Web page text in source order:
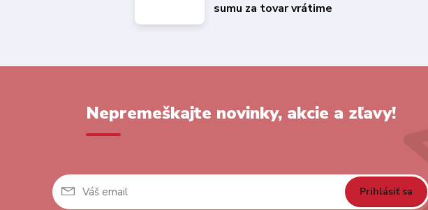
sumu za tovar vrátime
Nepremeškajte novinky, akcie a zľavy!
Prihlásiť sa